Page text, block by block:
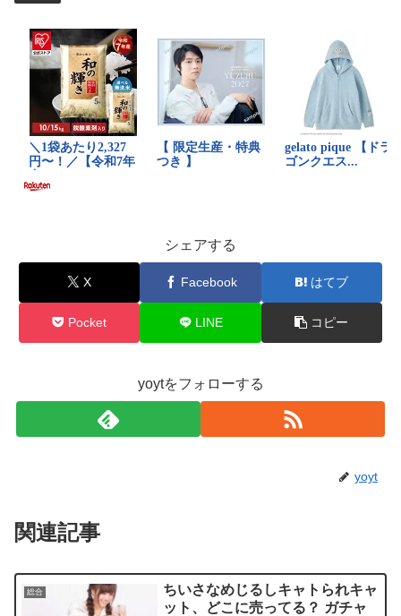
シェアする
X Facebook はてブ
Pocket LINE コピー
yoytをフォローする
yoyt
関連記事
総合
ちいさなめじるしキャトられキャ
ット、どこに売ってる？ ガチャ